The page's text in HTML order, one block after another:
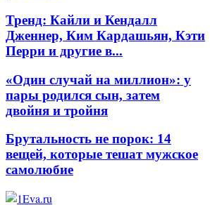
Тренд: Кайли и Кендалл
Дженнер, Ким Кардашьян, Кэти
Перри и другие в...
«Один случай на миллион»: у
пары родился сын, затем
двойня и тройня
Брутальность не порок: 14
вещей, которые тешат мужское
самолюбие